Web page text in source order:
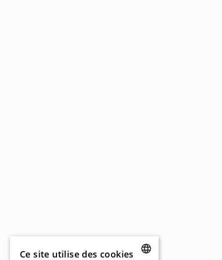
Ce site utilise des cookies